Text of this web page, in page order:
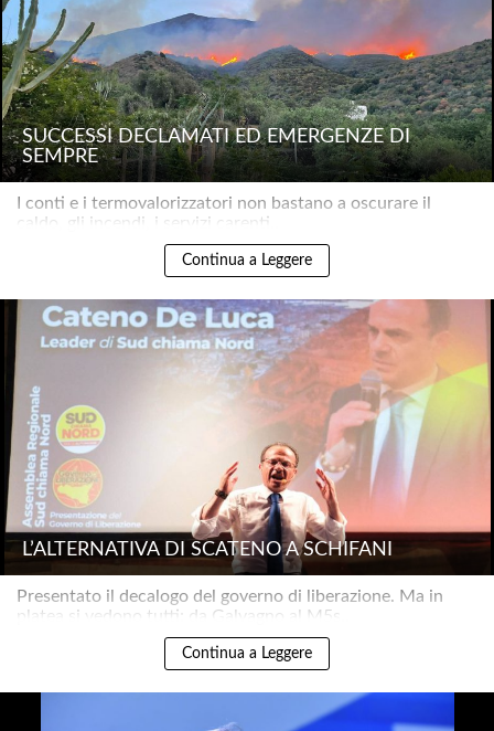
SUCCESSI DECLAMATI ED EMERGENZE DI
SEMPRE
I conti e i termovalorizzatori non bastano a oscurare il
caldo, gli incendi, i servizi carenti..
Continua a Leggere
L’ALTERNATIVA DI SCATENO A SCHIFANI
Presentato il decalogo del governo di liberazione. Ma in
platea si vedono tutti: da Galvagno al M5s..
Continua a Leggere